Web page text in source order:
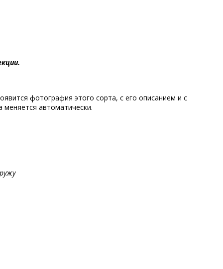
фотография этого сорта, с его описанием и с
автоматически.